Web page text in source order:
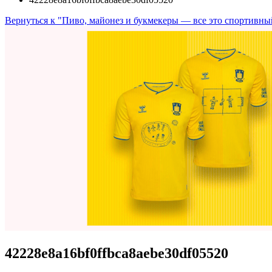
Вернуться к "Пиво, майонез и букмекеры — все это
42228e8a16bf0ffbca8aebe30df05520